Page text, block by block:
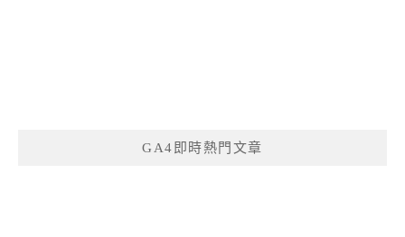
GA4即時熱門文章